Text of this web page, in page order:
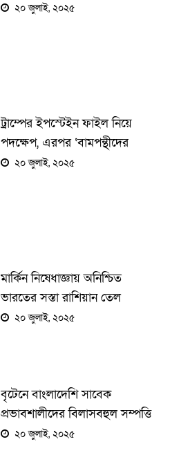
নাগরিক গ্রেপ্তার
২০ জুলাই, ২০২৫
ট্রাম্পের ইপস্টেইন ফাইল নিয়ে
পদক্ষেপ, এরপর ‘বামপন্থীদের
উন্মাদ’ নিয়ে আক্রমণ
২০ জুলাই, ২০২৫
মার্কিন নিষেধাজ্ঞায় অনিশ্চিত
ভারতের সস্তা রাশিয়ান তেল
আমদানি
২০ জুলাই, ২০২৫
বৃটেনে বাংলাদেশি সাবেক
প্রভাবশালীদের বিলাসবহুল সম্পত্তি
লেনদেন: গার্ডিয়ানের চাঞ্চল্যকর
২০ জুলাই, ২০২৫